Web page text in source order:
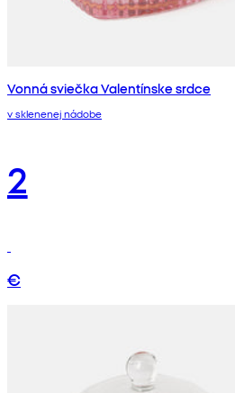
Vonná sviečka Valentínske srdce
v sklenenej nádobe
2
€